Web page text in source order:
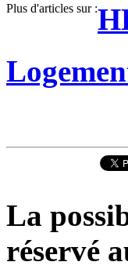
Plus d'articles sur :
La
réservé